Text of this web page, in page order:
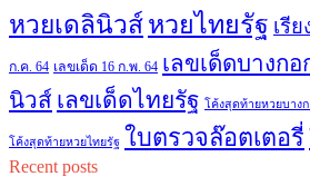
หวยเดลินิวส์ หวยไทยรัฐ เรีย
ก.ค. 64 เลขเด็ด 16 ก.พ. 64 เลขเด็ดบางกอ
นิวส์ เลขเด็ดไทยรัฐ โค้งสุดท้ายหวยบางก
โค้งสุดท้ายหวยไทยรัฐ ใบตรวจล๊อตเตอรี่
Recent posts